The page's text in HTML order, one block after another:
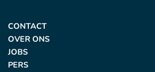
CONTACT
OVER ONS
JOBS
PERS